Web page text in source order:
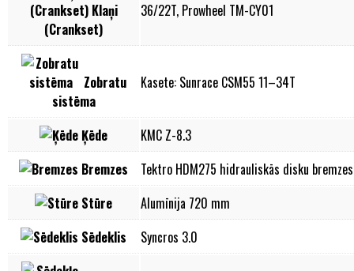
Klaņi
(Crankset)
36/22T, Prowheel TM-CY01
Zobratu
sistēma
Kasete: Sunrace CSM55 11–34T
Ķēde
KMC Z-8.3
Bremzes
Tektro HDM275 hidrauliskās disku bremzes
Stūre
Alumīnija 720 mm
Sēdeklis
Syncros 3.0